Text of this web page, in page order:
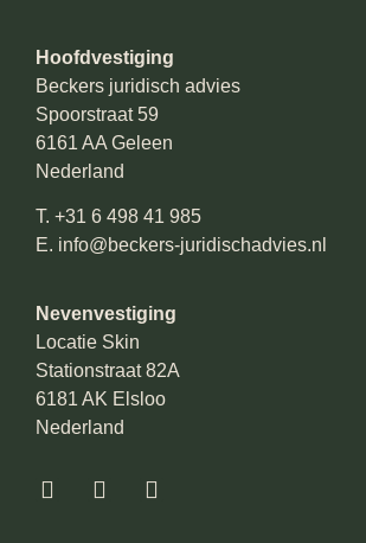
Hoofdvestiging
Beckers juridisch advies
Spoorstraat 59
6161 AA Geleen
Nederland
T. +31 6 498 41 985
E. info@beckers-juridischadvies.nl
Nevenvestiging
Locatie Skin
Stationstraat 82A
6181 AK Elsloo
Nederland